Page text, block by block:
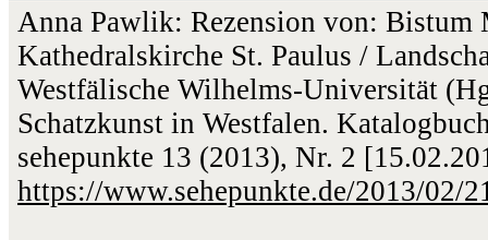
Anna Pawlik: Rezension von: Bistum
Kathedralskirche St. Paulus /
Westfälische Wilhelms-Universität
Schatzkunst in Westfalen.
sehepunkte 13 (2013), Nr. 2
https://www.sehepunkte.de/2013/02/